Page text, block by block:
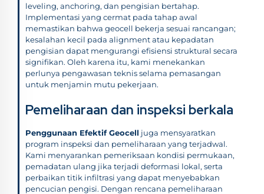
leveling, anchoring, dan pengisian bertahap.
Implementasi yang cermat pada tahap awal
memastikan bahwa geocell bekerja sesuai rancangan;
kesalahan kecil pada alignment atau kepadatan
pengisian dapat mengurangi efisiensi struktural secara
signifikan. Oleh karena itu, kami menekankan
perlunya pengawasan teknis selama pemasangan
untuk menjamin mutu pekerjaan.
Pemeliharaan dan inspeksi berkala
Penggunaan Efektif Geocell juga mensyaratkan
program inspeksi dan pemeliharaan yang terjadwal.
Kami menyarankan pemeriksaan kondisi permukaan,
pemadatan ulang jika terjadi deformasi lokal, serta
perbaikan titik infiltrasi yang dapat menyebabkan
pencucian pengisi. Dengan rencana pemeliharaan